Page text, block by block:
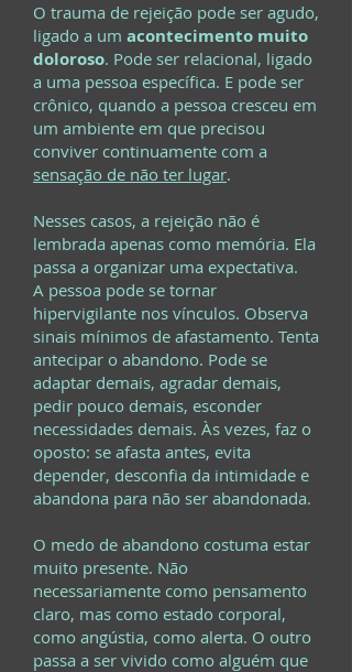
O trauma de rejeição pode ser agudo,
ligado a um acontecimento muito
doloroso. Pode ser relacional, ligado
a uma pessoa específica. E pode ser
crônico, quando a pessoa cresceu em
um ambiente em que precisou
conviver continuamente com a
sensação de não ter lugar.
Nesses casos, a rejeição não é
lembrada apenas como memória. Ela
passa a organizar uma expectativa.
A pessoa pode se tornar
hipervigilante nos vínculos. Observa
sinais mínimos de afastamento. Tenta
antecipar o abandono. Pode se
adaptar demais, agradar demais,
pedir pouco demais, esconder
necessidades demais. Às vezes, faz o
oposto: se afasta antes, evita
depender, desconfia da intimidade e
abandona para não ser abandonada.
O medo de abandono costuma estar
muito presente. Não
necessariamente como pensamento
claro, mas como estado corporal,
como angústia, como alerta. O outro
passa a ser vivido como alguém que